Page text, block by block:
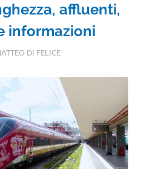
affluenti,
informazioni
DI FELICE